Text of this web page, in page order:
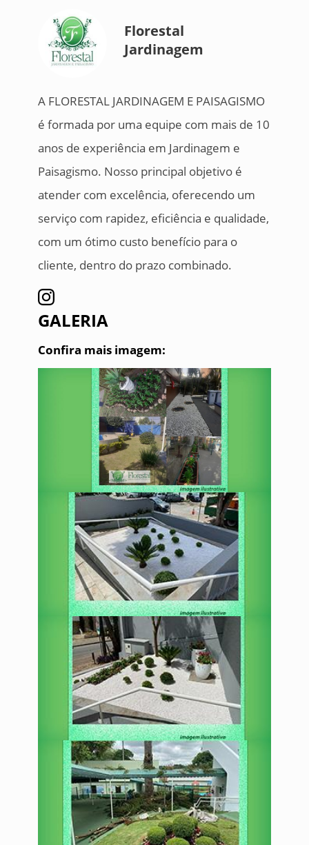
Florestal
Jardinagem
A FLORESTAL JARDINAGEM E PAISAGISMO
é formada por uma equipe com mais de 10
anos de experiência em Jardinagem e
Paisagismo. Nosso principal objetivo é
atender com excelência, oferecendo um
serviço com rapidez, eficiência e qualidade,
com um ótimo custo benefício para o
cliente, dentro do prazo combinado.
GALERIA
Confira mais imagem: